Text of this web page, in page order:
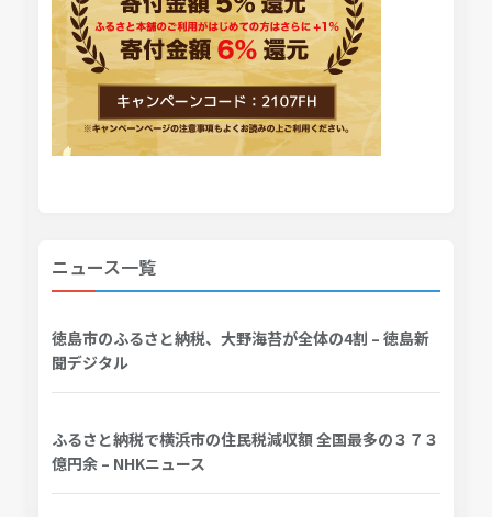
ニュース一覧
徳島市のふるさと納税、大野海苔が全体の4割 – 徳島新
聞デジタル
ふるさと納税で横浜市の住民税減収額 全国最多の３７３
億円余 – NHKニュース